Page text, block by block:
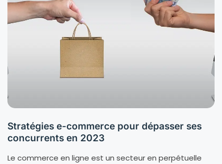
Stratégies e-commerce pour dépasser ses
concurrents en 2023
Le commerce en ligne est un secteur en perpétuelle